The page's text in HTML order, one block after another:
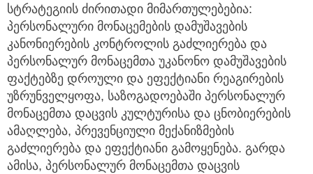
სტრატეგიის ძირითადი მიმართულებებია:
პერსონალური მონაცემების დამუშავების
კანონიერების კონტროლის გაძლიერება და
პერსონალურ მონაცემთა უკანონო დამუშავების
ფაქტებზე დროული და ეფექტიანი რეაგირების
უზრუნველყოფა, საზოგადოებაში პერსონალურ
მონაცემთა დაცვის კულტურისა და ცნობიერების
ამაღლება, პრევენციული მექანიზმების
გაძლიერება და ეფექტიანი გამოყენება. გარდა
ამისა, პერსონალურ მონაცემთა დაცვის